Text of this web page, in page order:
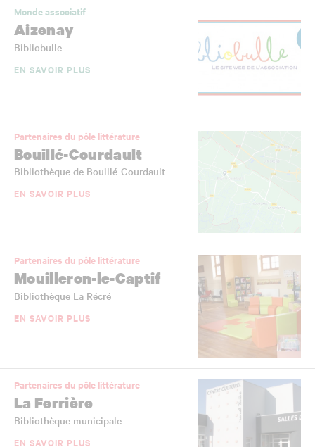
Monde associatif
Aizenay
Bibliobulle
EN SAVOIR PLUS
Partenaires du pôle littérature
Bouillé-Courdault
Bibliothèque de Bouillé-Courdault
EN SAVOIR PLUS
Partenaires du pôle littérature
Mouilleron-le-Captif
Bibliothèque La Récré
EN SAVOIR PLUS
Partenaires du pôle littérature
La Ferrière
Bibliothèque municipale
EN SAVOIR PLUS